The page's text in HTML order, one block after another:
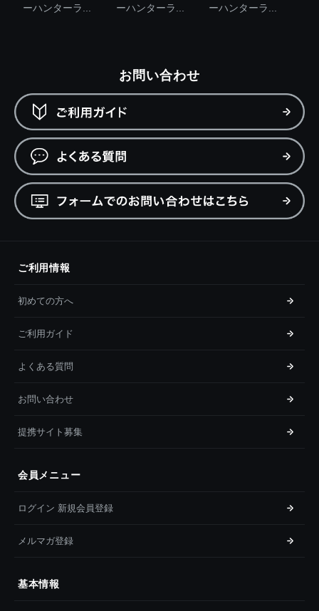
ーハンターラ...
ーハンターラ...
ーハンターラ...
お問い合わせ
ご利用情報
初めての方へ
ご利用ガイド
よくある質問
お問い合わせ
提携サイト募集
会員メニュー
ログイン 新規会員登録
メルマガ登録
基本情報